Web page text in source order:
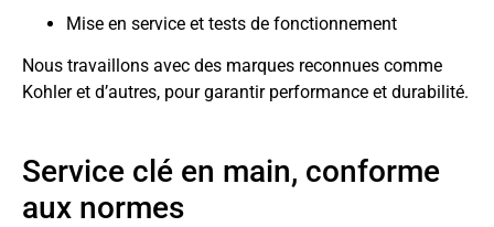
Mise en service et tests de fonctionnement
Nous travaillons avec des marques reconnues comme
Kohler et d’autres, pour garantir performance et durabilité.
Service clé en main, conforme
aux normes